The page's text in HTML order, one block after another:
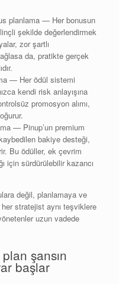
planlama — Her bonusun
şekilde değerlendirmek
zor şartlı
da, pratikte gerçek
— Her ödül sistemi
kendi risk anlayışına
promosyon alımı,
— Pinup’un premium
bakiye desteği,
Bu ödüller, ek çevrim
için sürdürülebilir kazancı
değil, planlamaya ve
stratejist aynı teşviklere
uzun vadede
şansın
başlar